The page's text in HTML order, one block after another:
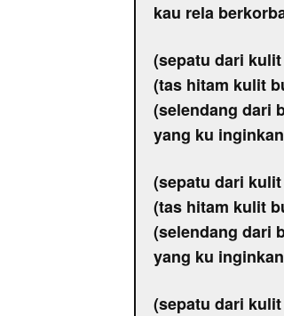
kau rela
(sepatu dari
(tas hitam kulit
(selendang dari
yang ku
(sepatu dari
(tas hitam kulit
(selendang dari
yang ku
(sepatu dari